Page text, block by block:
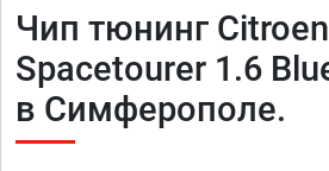
Чип тюнинг Citroen
Spacetourer 1.6
в Симферополе.